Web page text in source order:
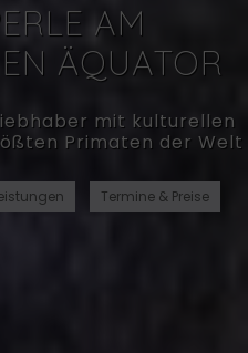
AM
ÄQUATOR
mit kulturellen
Primaten der Welt
Termine & Preise